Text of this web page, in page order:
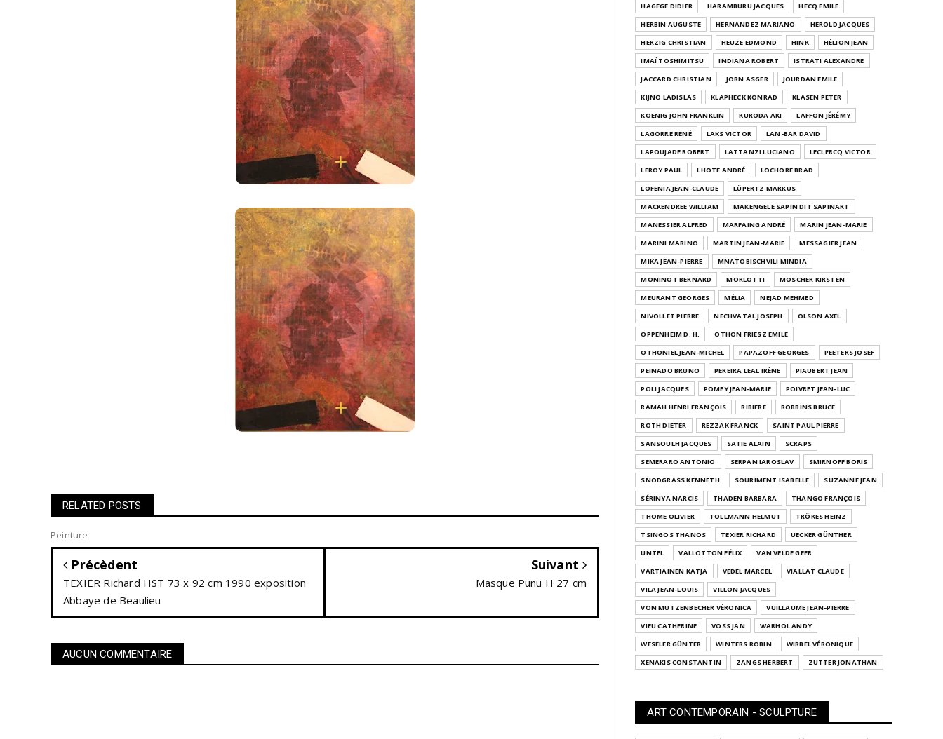
RELATED POSTS
Peinture
Précèdent
TEXIER Richard HST 73 x 92 cm 1990 exposition
Abbaye de Beaulieu
Suivant
Masque Punu H 27 cm
AUCUN COMMENTAIRE
HAGEGE DIDIER
HARAMBURU JACQUES
HECQ EMILE
HERBIN AUGUSTE
HERNANDEZ MARIANO
HEROLD JACQUES
HERZIG CHRISTIAN
HEUZE EDMOND HINK
HÉLION JEAN
IMAÏ TOSHIMITSU
INDIANA ROBERT
ISTRATI ALEXANDRE
JACCARD CHRISTIAN
JORN ASGER
JOURDAN EMILE
KIJNO LADISLAS
KLAPHECK KONRAD
KLASEN PETER
KOENIG JOHN FRANKLIN
KURODA AKI
LAFFON JÉRÉMY
LAGORRE RENÉ
LAKS VICTOR
LAN-BAR DAVID
LAPOUJADE ROBERT
LATTANZI LUCIANO
LECLERCQ VICTOR
LEROY PAUL
LHOTE ANDRÉ
LOCHORE BRAD
LOFENIA JEAN-CLAUDE
LÜPERTZ MARKUS
MACKENDREE WILLIAM
MAKENGELE SAPIN DIT SAPINART
MANESSIER ALFRED
MARFAING ANDRÉ
MARIN JEAN-MARIE
MARINI MARINO
MARTIN JEAN-MARIE
MESSAGIER JEAN
MIKA JEAN-PIERRE
MNATOBISCHVILI MINDIA
MONINOT BERNARD
MORLOTTI
MOSCHER KIRSTEN
MEURANT GEORGES
MÉLIA
NEJAD MEHMED
NIVOLLET PIERRE
NECHVATAL JOSEPH
OLSON AXEL
OPPENHEIM D. H.
OTHON FRIESZ EMILE
OTHONIEL JEAN-MICHEL
PAPAZOFF GEORGES
PEETERS JOSEF
PEINADO BRUNO
PEREIRA LEAL IRÈNE
PIAUBERT JEAN
POLI JACQUES
POMEY JEAN-MARIE
POIVRET JEAN-LUC
RAMAH HENRI FRANÇOIS
RIBIERE
ROBBINS BRUCE
ROTH DIETER
REZZAK FRANCK
SAINT PAUL PIERRE
SANSOULH JACQUES
SATIE ALAIN
SCRAPS
SEMERARO ANTONIO
SERPAN IAROSLAV
SMIRNOFF BORIS
SNODGRASS KENNETH
SOURIMENT ISABELLE
SUZANNE JEAN
SÉRINYA NARCIS
THADEN BARBARA
THANGO FRANÇOIS
THOME OLIVIER
TOLLMANN HELMUT
TRÖKES HEINZ
TSINGOS THANOS
TEXIER RICHARD
UECKER GÜNTHER
UNTEL
VALLOTTON FÉLIX
VAN VELDE GEER
VARTIAINEN KATJA
VEDEL MARCEL
VIALLAT CLAUDE
VILA JEAN-LOUIS
VILLON JACQUES
VON MUTZENBECHER VÉRONICA
VUILLAUME JEAN-PIERRE
VIEU CATHERINE
VOSS JAN
WARHOL ANDY
WESELER GÜNTER
WINTERS ROBIN
WIRBEL VÉRONIQUE
XENAKIS CONSTANTIN
ZANGS HERBERT ZUTTER JONATHAN
ART CONTEMPORAIN - SCULPTURE